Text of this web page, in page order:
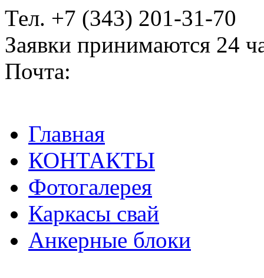
Тел. +7 (343) 201-31-70
Заявки принимаются 24
Почта:
Главная
КОНТАКТЫ
Фотогалерея
Каркасы свай
Анкерные блоки